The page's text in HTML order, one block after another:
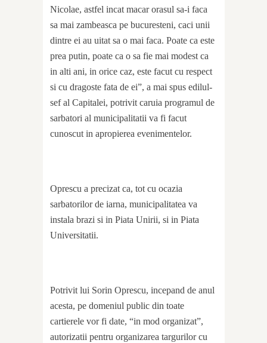
Nicolae, astfel incat macar orasul sa-i faca
sa mai zambeasca pe bucuresteni, caci unii
dintre ei au uitat sa o mai faca. Poate ca este
prea putin, poate ca o sa fie mai modest ca
in alti ani, in orice caz, este facut cu respect
si cu dragoste fata de ei”, a mai spus edilul-
sef al Capitalei, potrivit caruia programul de
sarbatori al municipalitatii va fi facut
cunoscut in apropierea evenimentelor.
Oprescu a precizat ca, tot cu ocazia
sarbatorilor de iarna, municipalitatea va
instala brazi si in Piata Unirii, si in Piata
Universitatii.
Potrivit lui Sorin Oprescu, incepand de anul
acesta, pe domeniul public din toate
cartierele vor fi date, “in mod organizat”,
autorizatii pentru organizarea targurilor cu